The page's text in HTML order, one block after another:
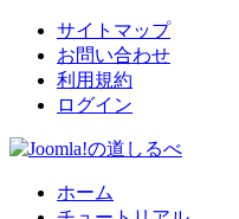
サイトマップ
お問い合わせ
利用規約
ログイン
ホーム